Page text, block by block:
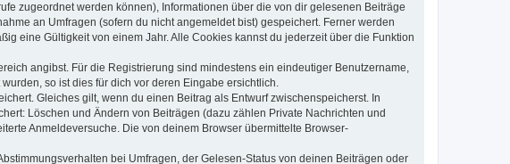
zugeordnet werden können), Informationen über die von dir gelesenen Beiträge
an Umfragen (sofern du nicht angemeldet bist) gespeichert. Ferner werden
eine Gültigkeit von einem Jahr. Alle Cookies kannst du jederzeit über die Funktion
angibst. Für die Registrierung sind mindestens ein eindeutiger Benutzername,
so ist dies für dich vor deren Eingabe ersichtlich.
Gleiches gilt, wenn du einen Beitrag als Entwurf zwischenspeicherst. In
Löschen und Ändern von Beiträgen (dazu zählen Private Nachrichten und
Anmeldeversuche. Die von deinem Browser übermittelte Browser-
bei Umfragen, der Gelesen-Status von deinen Beiträgen oder